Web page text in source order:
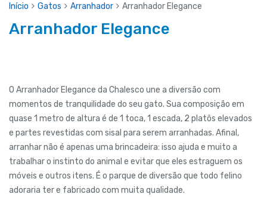
Início Gatos Arranhador Arranhador Elegance
Arranhador Elegance
O Arranhador Elegance da Chalesco une a diversão com
momentos de tranquilidade do seu gato. Sua composição em
quase 1 metro de altura é de 1 toca, 1 escada, 2 platôs elevados
e partes revestidas com sisal para serem arranhadas. Afinal,
arranhar não é apenas uma brincadeira: isso ajuda e muito a
trabalhar o instinto do animal e evitar que eles estraguem os
móveis e outros itens. É o parque de diversão que todo felino
adoraria ter e fabricado com muita qualidade.